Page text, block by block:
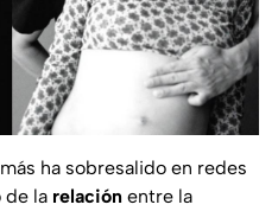
ha sobresalido en redes
de la relación entre la